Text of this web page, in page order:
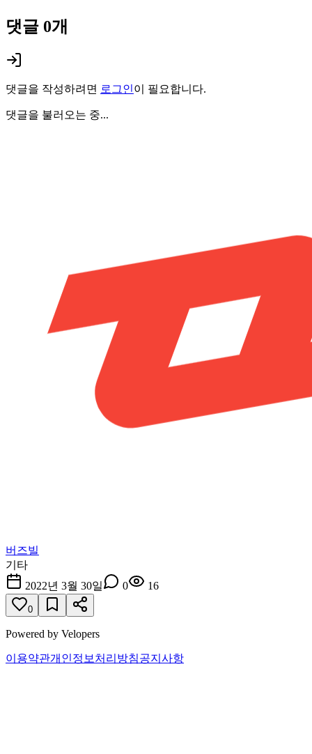
댓글 0개
댓글을 작성하려면 로그인이 필요합니다.
댓글을 불러오는 중...
버즈빌
기타
2022년 3월 30일
0 16
0
Powered by Velopers
이용약관개인정보처리방침공지사항